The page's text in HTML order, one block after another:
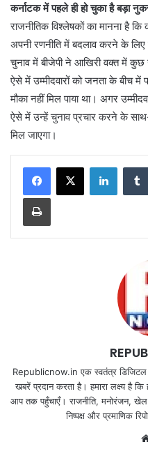
कर्नाटक में पहले ही हो चुका है बड़ा
राजनीतिक विश्लेषकों का मानना है
अपनी रणनीति में बदलाव करने के
चुनाव में बीजेपी ने आखिरी वक्त में कुछ
ऐसे में उम्मीदवारों को जनता के बीच में
मौका नहीं मिल पाया था। अगर
ऐसे में उन्हें चुनाव प्रचार करने के
मिल जाएगा।
Print
Republicnow.in एक स्वतंत्र
खबरें प्रदान करता है। हमारा लक्ष्य है
आप तक पहुँचाएँ। राजनीति, मनोरंजन, खेल,
निष्पक्ष और प्रमाणिक